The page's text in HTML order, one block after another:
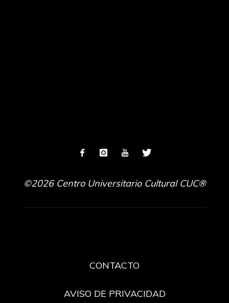
©2026 Centro Universitario Cultural CUC®
CONTACTO
AVISO DE PRIVACIDAD